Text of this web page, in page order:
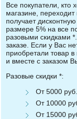
Все покупатели, кто
магазине, переходит
получает
размере 5% на все
разовыми скидками
заказе. Если у Вас
приобретали товар
и вместе с заказом
Разовые скидки *:
От 5000
От 10000
От 15000